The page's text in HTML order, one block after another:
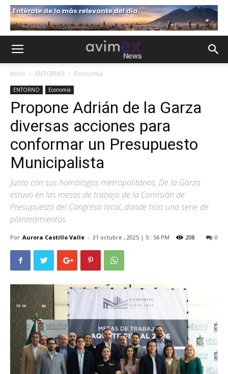
Inicio ENTORNO Economía
ENTORNO Economía
Propone Adrián de la Garza
diversas acciones para
conformar un Presupuesto
Municipalista
Junto con sus homólogos metropolitanos, De la Garza
estuvo en las mesas de trabajo de la Comisión de
Presupuesto del Congreso local, donde hizo una serie de
planteamientos.
Por Aurora Castillo Valle - 31 octubre , 2025 | 5 : 56 PM 0
208